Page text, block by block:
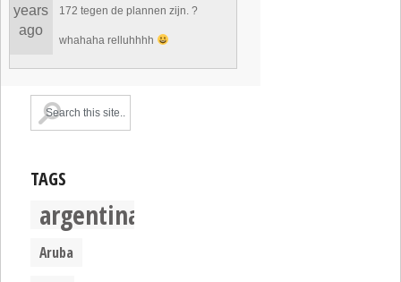
years
ago
172 tegen de plannen zijn. ?
whahaha relluhhhh
TAGS
argentina
Aruba